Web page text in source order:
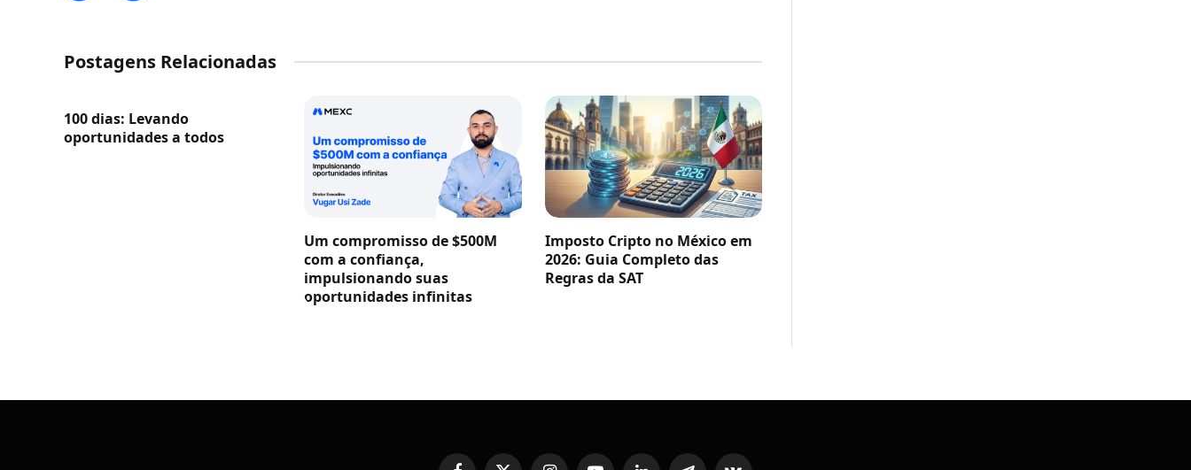
Postagens Relacionadas
100 dias: Levando
oportunidades a todos
Um compromisso de $500M
com a confiança,
impulsionando suas
oportunidades infinitas
Imposto Cripto no México em
2026: Guia Completo das
Regras da SAT